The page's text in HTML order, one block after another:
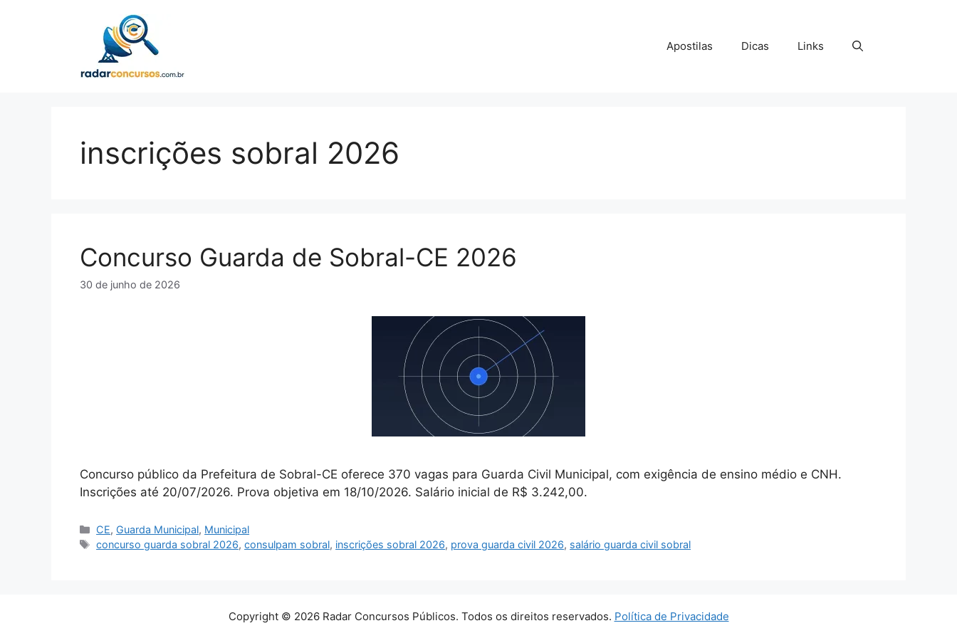
Apostilas Dicas Links
inscrições sobral 2026
Concurso Guarda de Sobral-CE 2026
30 de junho de 2026
Concurso público da Prefeitura de Sobral-CE oferece 370 vagas para Guarda Civil Municipal, com exigência de ensino médio e CNH.
Inscrições até 20/07/2026. Prova objetiva em 18/10/2026. Salário inicial de R$ 3.242,00.
Categorias
CE, Guarda Municipal, Municipal
Tags
concurso guarda sobral 2026,consulpam sobral, inscrições sobral 2026, prova guarda civil 2026, salário guarda civil sobral
Copyright © 2026 Radar Concursos Públicos. Todos os direitos reservados. Política de Privacidade